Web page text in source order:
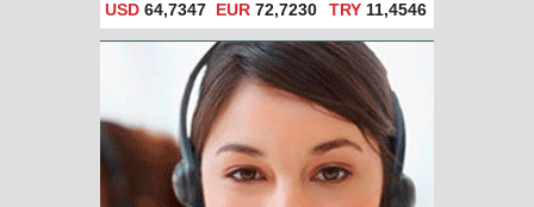
USD 64,7347 EUR 72,7230 TRY 11,4546